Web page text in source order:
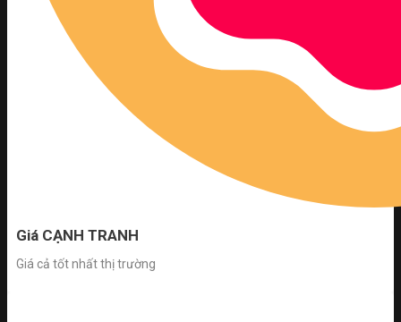
Giá CẠNH TRANH
Giá cả tốt nhất thị trường